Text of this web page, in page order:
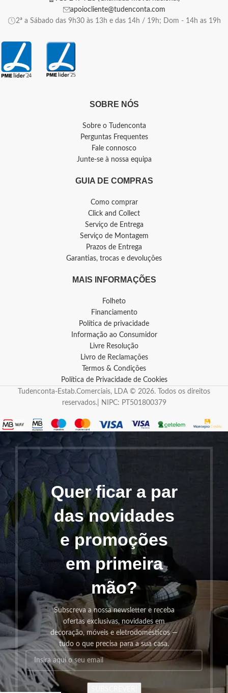
apoiocliente@tudenconta.com
2ª a Sábado das 9h30 às 13h e das 14h / 19h; Dom - 14h as 19h
SOBRE NÓS
Sobre o Tudenconta
Perguntas Frequentes
Fale connosco
Junte-se à nossa equipa
GUIA DE COMPRAS
Como comprar
Click and Collect
Serviço de Entrega
Serviço de Montagem
Prazos de Entrega
Garantias, trocas e devoluções
MAIS INFORMAÇÕES
Folheto
Financiamento
Política de privacidade
Informação ao Consumidor
Livre Resolução
Livro de Reclamações
Termos & Condições
Política de Privacidade de Cookies
Tudenconta-Estab.Comerciais, LDA © 2026. Todos os direitos
reservados.| NIPC: PT501800379
Quer ficar a par
das novidades
e promoções
em primeira
mão?
Subscreva a nossa newsletter e receba
ofertas exclusivas, novidades em
decoração, móveis e eletrodomésticos —
tudo o que precisa para a sua casa.